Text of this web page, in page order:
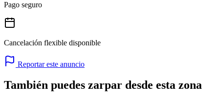
Pago seguro
Cancelación flexible disponible
Reportar este anuncio
También puedes zarpar desde esta zona